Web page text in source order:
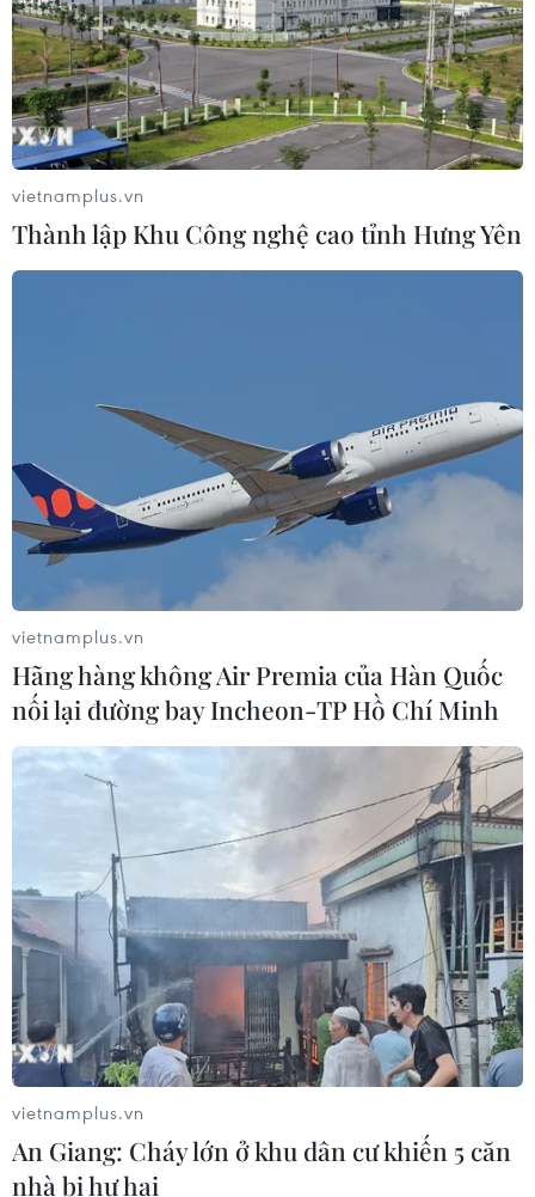
TIN CÙNG CHUYÊN MỤC
Nhịp điệu Samulnori vang
dội, Áo dài - Hanbok 'khoe sắc' bên
sông Hàn
07/08/2026 04:39
Để di sản ướp trà sen Quảng An luôn
song hành cùng nhịp sống đương
đại
07/08/2026 03:40
Nghệ nhân Đặng Văn Hậu
vietnamplus.vn
Thành lập Khu Công nghệ cao tỉnh Hưng Yên
vietnamplus.vn
Hãng hàng không Air Premia của Hàn Quốc
nối lại đường bay Incheon-TP Hồ Chí Minh
vietnamplus.vn
An Giang: Cháy lớn ở khu dân cư khiến 5 căn
nhà bị hư hại